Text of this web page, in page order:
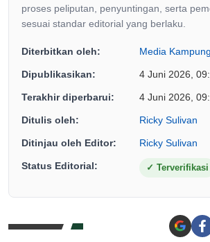
proses peliputan, penyuntingan, serta
sesuai standar editorial yang berlaku.
Diterbitkan oleh: Media Kampung
Dipublikasikan: 4 Juni 2026,
Terakhir diperbarui: 4 Juni 2026,
Ditulis oleh: Ricky Sulivan
Ditinjau oleh Editor: Ricky Sulivan
Status Editorial: ✓ Terverifikasi